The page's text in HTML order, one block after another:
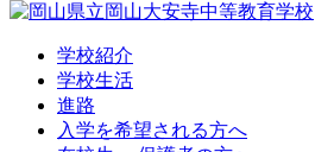
学校紹介
学校生活
進路
入学を希望される方へ